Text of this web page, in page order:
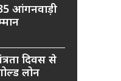
आंगनवाड़ी
दिवस से
लोन